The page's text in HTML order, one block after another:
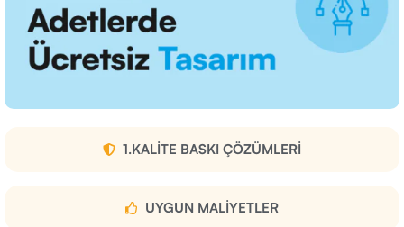
1.KALITE BASKI ÇÖZÜMLERI
UYGUN MALIYETLER